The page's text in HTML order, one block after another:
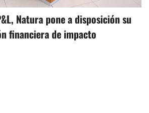
Natura pone a disposición su
financiera de impacto